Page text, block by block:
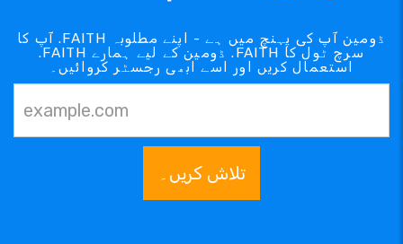
آپ کا .FAITH ڈومین آپ کی پہنچ میں ہے - اپنے مطلوبہ
.FAITH ڈومین کے لیے ہمارے .FAITH سرچ ٹول کا
استعمال کریں اور اسے ابھی رجسٹر کروائیں۔
تلاش کریں۔